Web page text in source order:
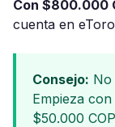
Con $800.000
cuenta en
Consejo: No
Empieza
$50.000